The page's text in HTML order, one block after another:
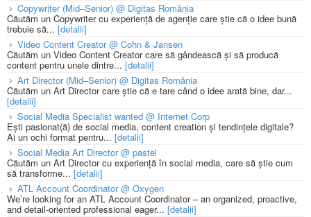
Copywriter (Mid–Senior) @ Digitas România
Căutăm un Copywriter cu experiență de agenție care știe că o idee bună
trebuie să... [detalii]
Video Content Creator @ Cohn & Jansen
Căutăm un Video Content Creator care să gândească și să producă
content pentru unele dintre... [detalii]
Art Director (Mid–Senior) @ Digitas România
Căutăm un Art Director care știe că e tare când o idee arată bine, dar...
[detalii]
Social Media Specialist wanted @ Internet Corp
Ești pasionat(ă) de social media, content creation și tendințele digitale?
Ai un ochi format pentru... [detalii]
Social Media Art Director @ pastel
Căutăm un Art Director cu experiență în social media, care să știe cum
să transforme... [detalii]
ATL Account Coordinator @ Oxygen
We’re looking for an ATL Account Coordinator – an organized, proactive,
and detail-oriented professional eager... [detalii]